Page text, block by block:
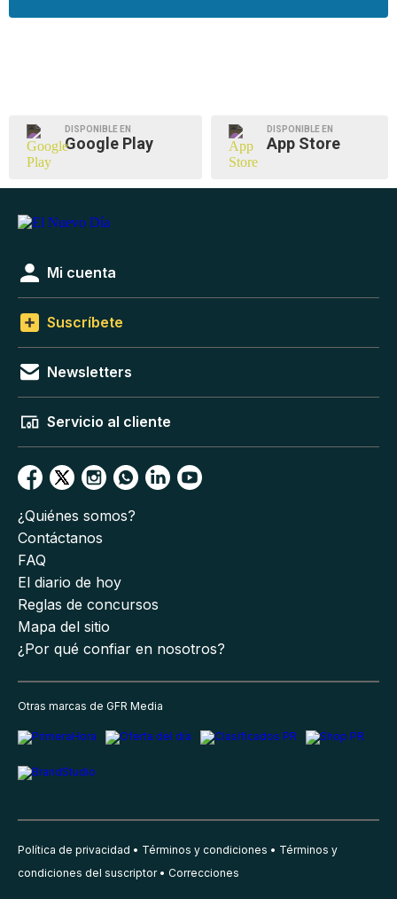
DISPONIBLE EN
Google Play
DISPONIBLE EN
App Store
Mi cuenta
Suscríbete
Newsletters
Servicio al cliente
¿Quiénes somos?
Contáctanos
FAQ
El diario de hoy
Reglas de concursos
Mapa del sitio
¿Por qué confiar en nosotros?
Otras marcas de GFR Media
Política de privacidad Términos y condiciones
Términos y
condiciones del suscriptor
Correcciones